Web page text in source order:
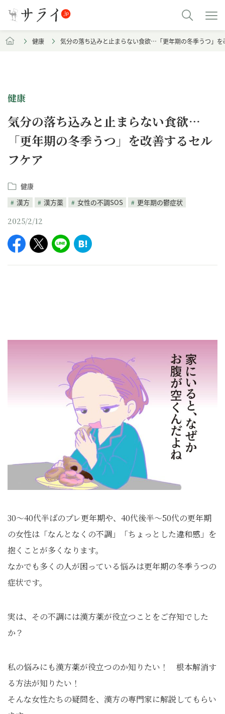
健康 気分の落ち込みと止まらない食欲…「更年期の冬季うつ」を
健康
気分の落ち込みと止まらない食欲…
「更年期の冬季うつ」を改善するセル
フケア
健康
漢方
漢方薬 女性の不調SOS 更年期の鬱症状
2025/2/12
30～40代半ばのプレ更年期や、40代後半～50代の更年期
の女性は「なんとなくの不調」「ちょっとした違和感」を
抱くことが多くなります。
なかでも多くの人が困っている悩みは更年期の冬季うつの
症状です。
実は、その不調には漢方薬が役立つことをご存知でした
か？
私の悩みにも漢方薬が役立つのか知りたい！ 根本解消す
る方法が知りたい！
そんな女性たちの疑問を、漢方の専門家に解説してもらい